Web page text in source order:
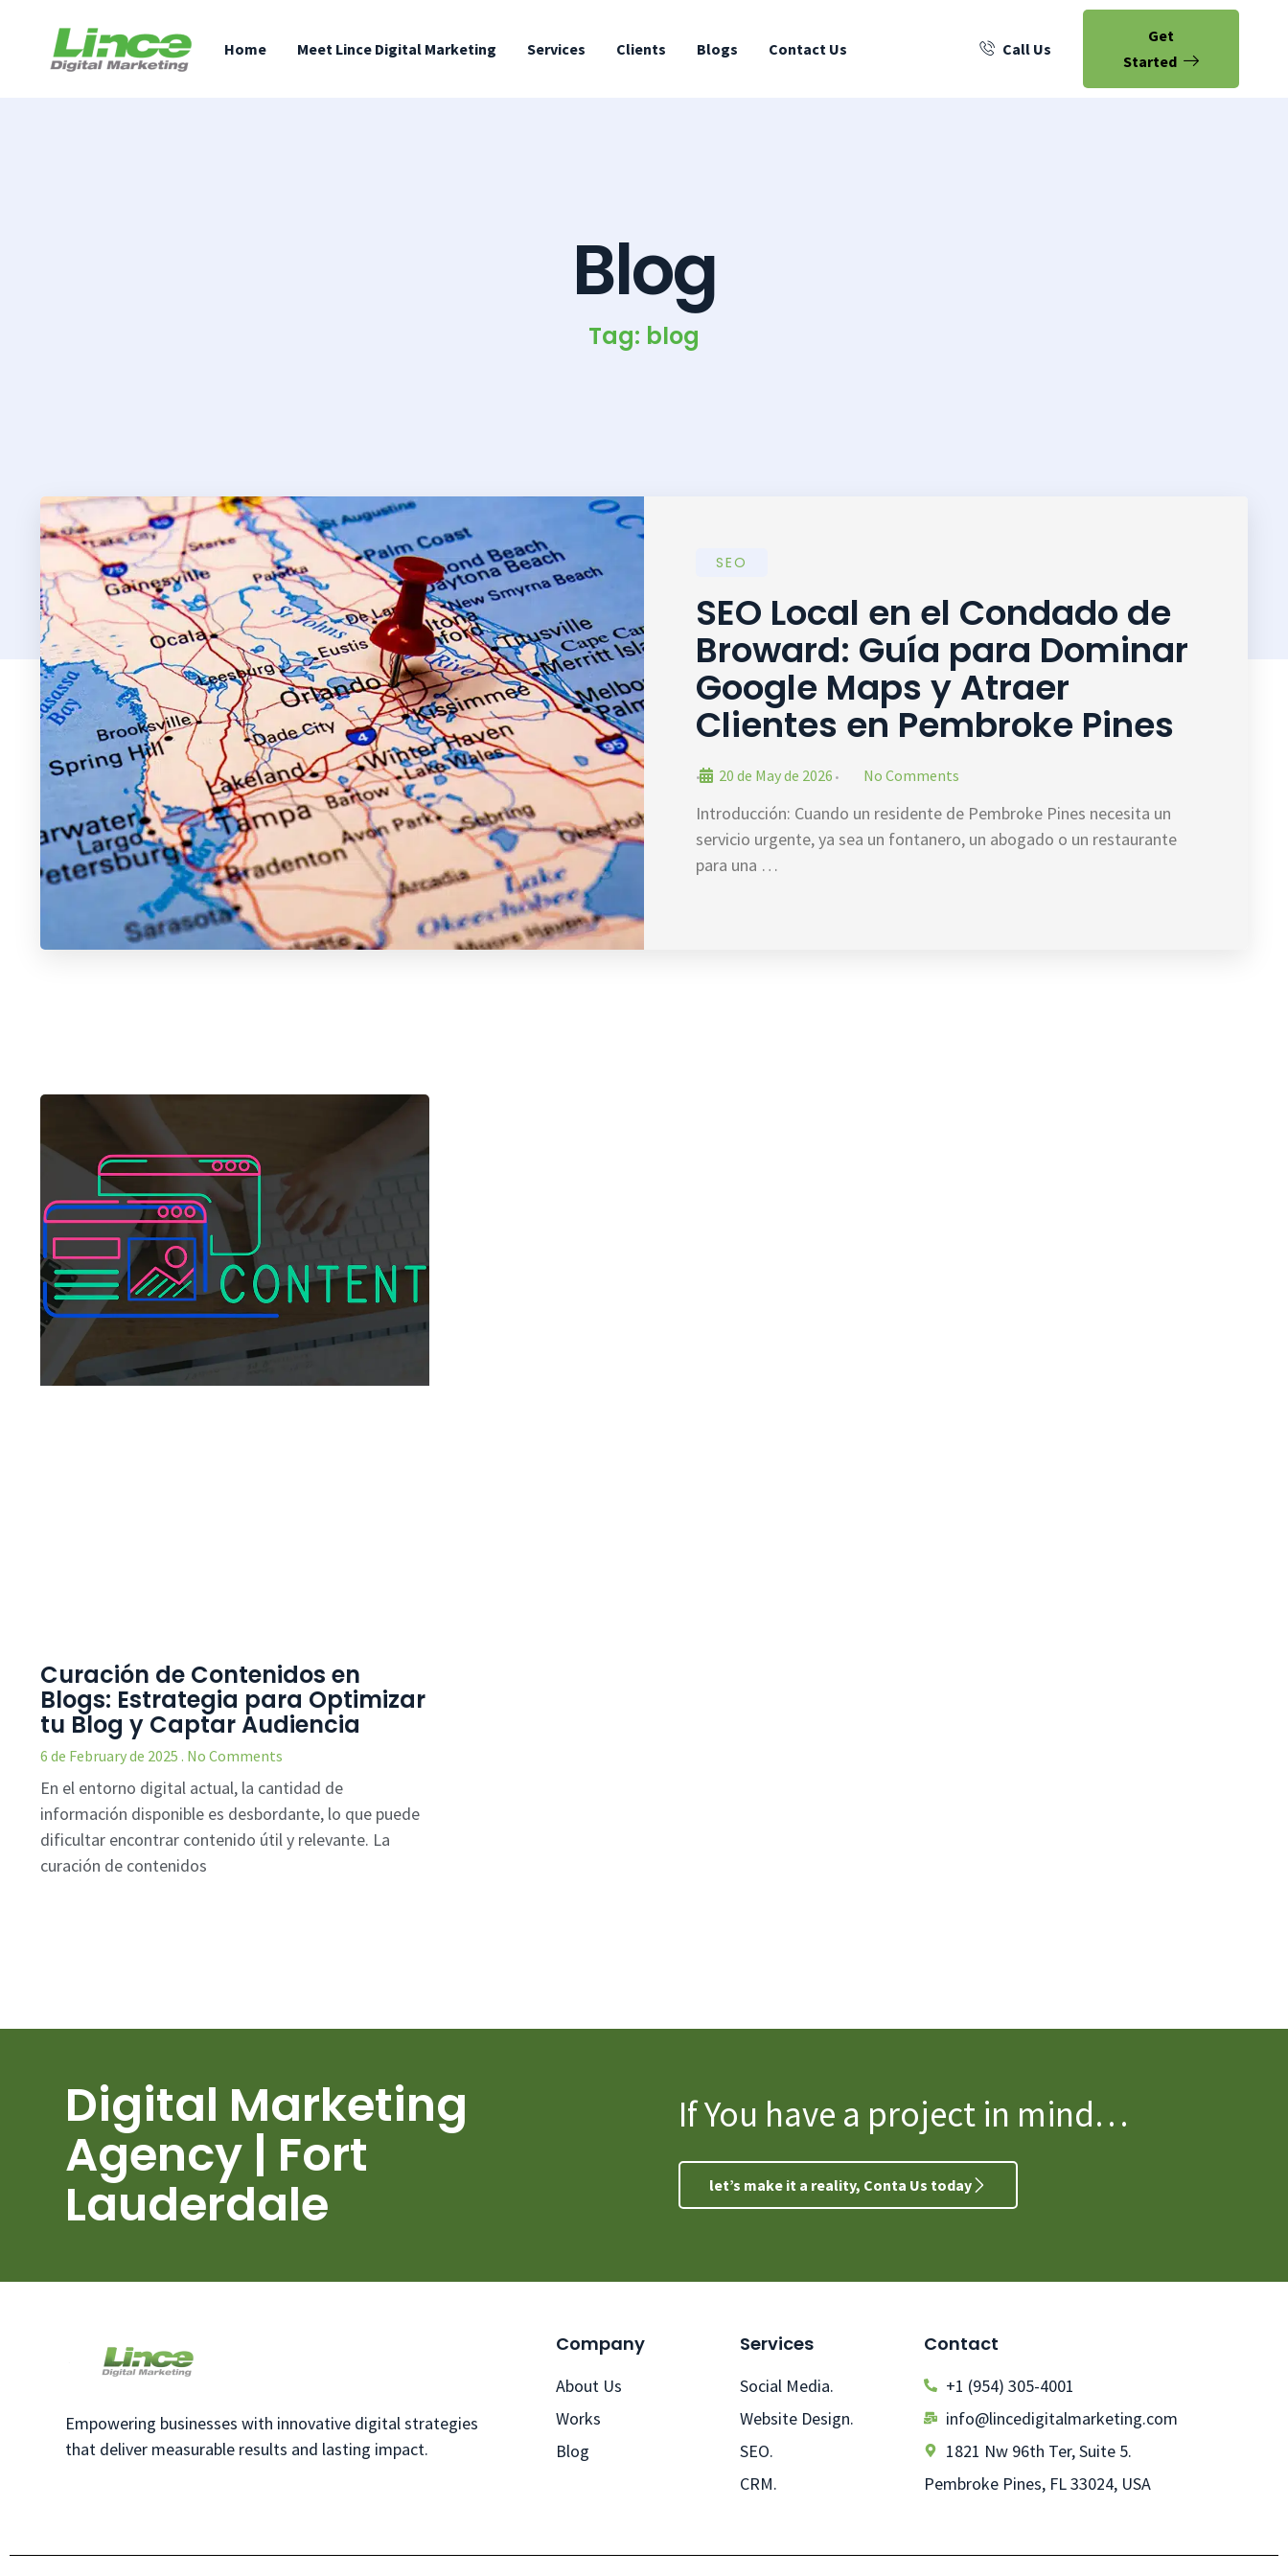
Home Meet Lince Digital Marketing Services Clients Blogs Contact Us Call Us
Get
Started
Blog
Tag: blog
SEO
SEO Local en el Condado de
Broward: Guía para Dominar
Google Maps y Atraer
Clientes en Pembroke Pines
• 20 de May de 2026 • No Comments
Introducción: Cuando un residente de Pembroke Pines necesita un
servicio urgente, ya sea un fontanero, un abogado o un restaurante
para una …
Curación de Contenidos en
Blogs: Estrategia para Optimizar
tu Blog y Captar Audiencia
6 de February de 2025 No Comments
En el entorno digital actual, la cantidad de
información disponible es desbordante, lo que puede
dificultar encontrar contenido útil y relevante. La
curación de contenidos
Digital Marketing
Agency | Fort
Lauderdale
If You have a project in mind…
let’s make it a reality, Conta Us today
Empowering businesses with innovative digital strategies
that deliver measurable results and lasting impact.
Company
About Us
Works
Blog
Services
Social Media.
Website Design.
SEO.
CRM.
Contact
+1 (954) 305-4001
info@lincedigitalmarketing.com
1821 Nw 96th Ter, Suite 5.
Pembroke Pines, FL 33024, USA